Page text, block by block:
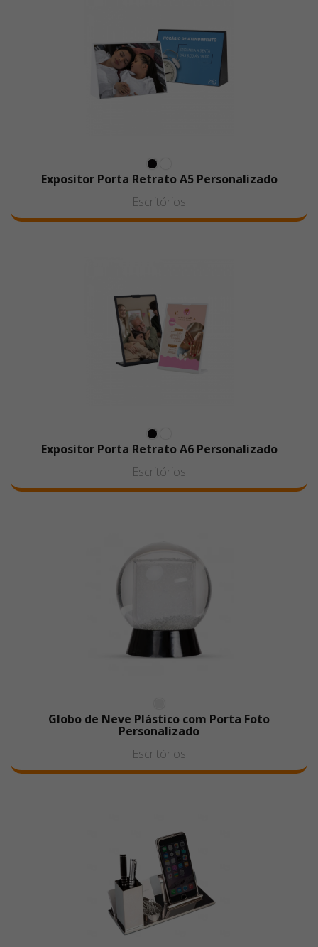
Expositor Porta Retrato A5 Personalizado
Escritórios
Expositor Porta Retrato A6 Personalizado
Escritórios
Globo de Neve Plástico com Porta Foto
Personalizado
Escritórios